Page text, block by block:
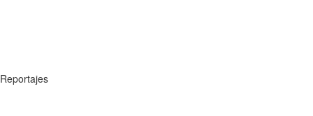
Reportajes